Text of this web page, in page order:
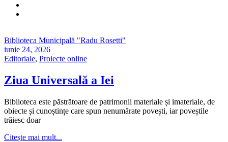
Biblioteca Municipală "Radu Rosetti"
iunie 24, 2026
Editoriale, Proiecte online
Ziua Universală a Iei
Biblioteca este păstrătoare de patrimonii materiale și imateriale, de
obiecte și cunoștințe care spun nenumărate povești, iar poveștile
trăiesc doar
Citește mai mult...